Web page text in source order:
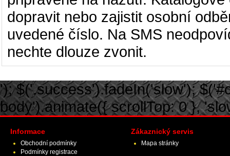
dopravit nebo zajistit osobní
uvedené číslo. Na SMS
nechte dlouze zvonit.
'); $('.success').fadeIn('slow');
body').animate({ scrollTop: 0 },
Informace
Obchodní podmínky
Podmínky registrace
Zákaznický servis
Mapa stránky